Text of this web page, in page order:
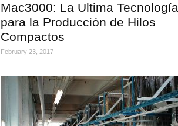
Mac3000: La Ultima Tecnología
para la Producción de Hilos
Compactos
February 23, 2017